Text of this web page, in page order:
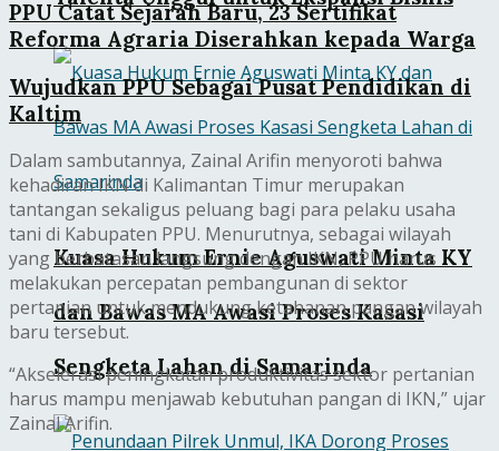
Kuasa Hukum Ernie Aguswati Minta KY
dan Bawas MA Awasi Proses Kasasi
Sengketa Lahan di Samarinda
PPU Catat Sejarah Baru, 23 Sertifikat
Reforma Agraria Diserahkan kepada Warga
Wujudkan PPU Sebagai Pusat Pendidikan di
Kaltim
Dalam sambutannya, Zainal Arifin menyoroti bahwa
kehadiran IKN di Kalimantan Timur merupakan
tantangan sekaligus peluang bagi para pelaku usaha
tani di Kabupaten PPU. Menurutnya, sebagai wilayah
yang berbatasan langsung dengan IKN, PPU harus
melakukan percepatan pembangunan di sektor
pertanian untuk mendukung ketahanan pangan wilayah
baru tersebut.
“Akselerasi peningkatan produktivitas sektor pertanian
harus mampu menjawab kebutuhan pangan di IKN,” ujar
Zainal Arifin.